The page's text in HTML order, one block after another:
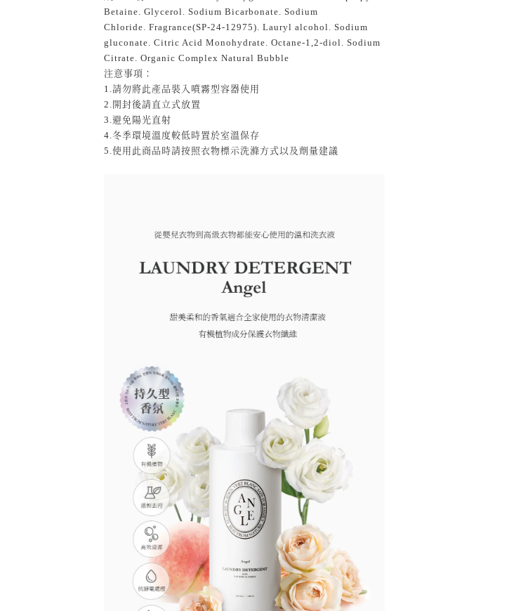
Betaine. Glycerol. Sodium Bicarbonate. Sodium
Chloride. Fragrance(SP-24-12975). Lauryl alcohol. Sodium
gluconate. Citric Acid Monohydrate. Octane-1,2-diol. Sodium
Citrate. Organic Complex Natural Bubble
注意事項：
1.請勿將此產品裝入噴霧型容器使用
2.開封後請直立式放置
3.避免陽光直射
4.冬季環境溫度較低時置於室溫保存
5.使用此商品時請按照衣物標示洗滌方式以及劑量建議